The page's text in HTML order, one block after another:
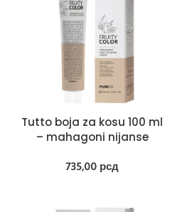
Tutto boja za kosu 100 ml
– mahagoni nijanse
735,00 рсд